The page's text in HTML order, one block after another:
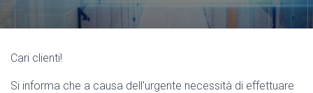
Cari clienti!
Si informa che a causa dell'urgente necessità di effettuare